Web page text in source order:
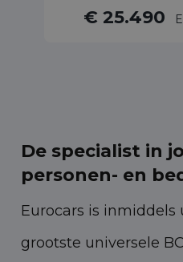
€ 25.490
De specialist in
personen- en
Eurocars is
grootste universele